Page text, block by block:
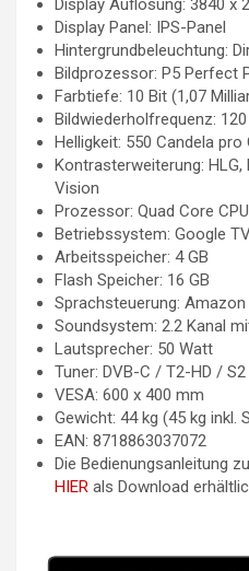
Display Auflösung: 3840 x
Display Panel: IPS-Panel
Hintergrundbeleuchtung:
Bildprozessor: P5 Perfect
Farbtiefe: 10 Bit (1,07
Bildwiederholfrequenz:
Helligkeit: 550 Candela
Kontrasterweiterung: HLG,
Vision
Prozessor: Quad Core CPU
Betriebssystem: Google
Arbeitsspeicher: 4 GB
Flash Speicher: 16 GB
Sprachsteuerung:
Soundsystem: 2.2 Kanal
Lautsprecher: 50 Watt
Tuner: DVB-C / T2-HD / S2
VESA: 600 x 400 mm
Gewicht: 44 kg (45 kg inkl.
EAN: 8718863037072
Die Bedienungsanleitung
HIER als Download